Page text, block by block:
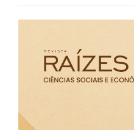
lateral
de
artigos